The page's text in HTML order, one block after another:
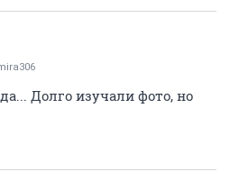
Долго изучали фото, но